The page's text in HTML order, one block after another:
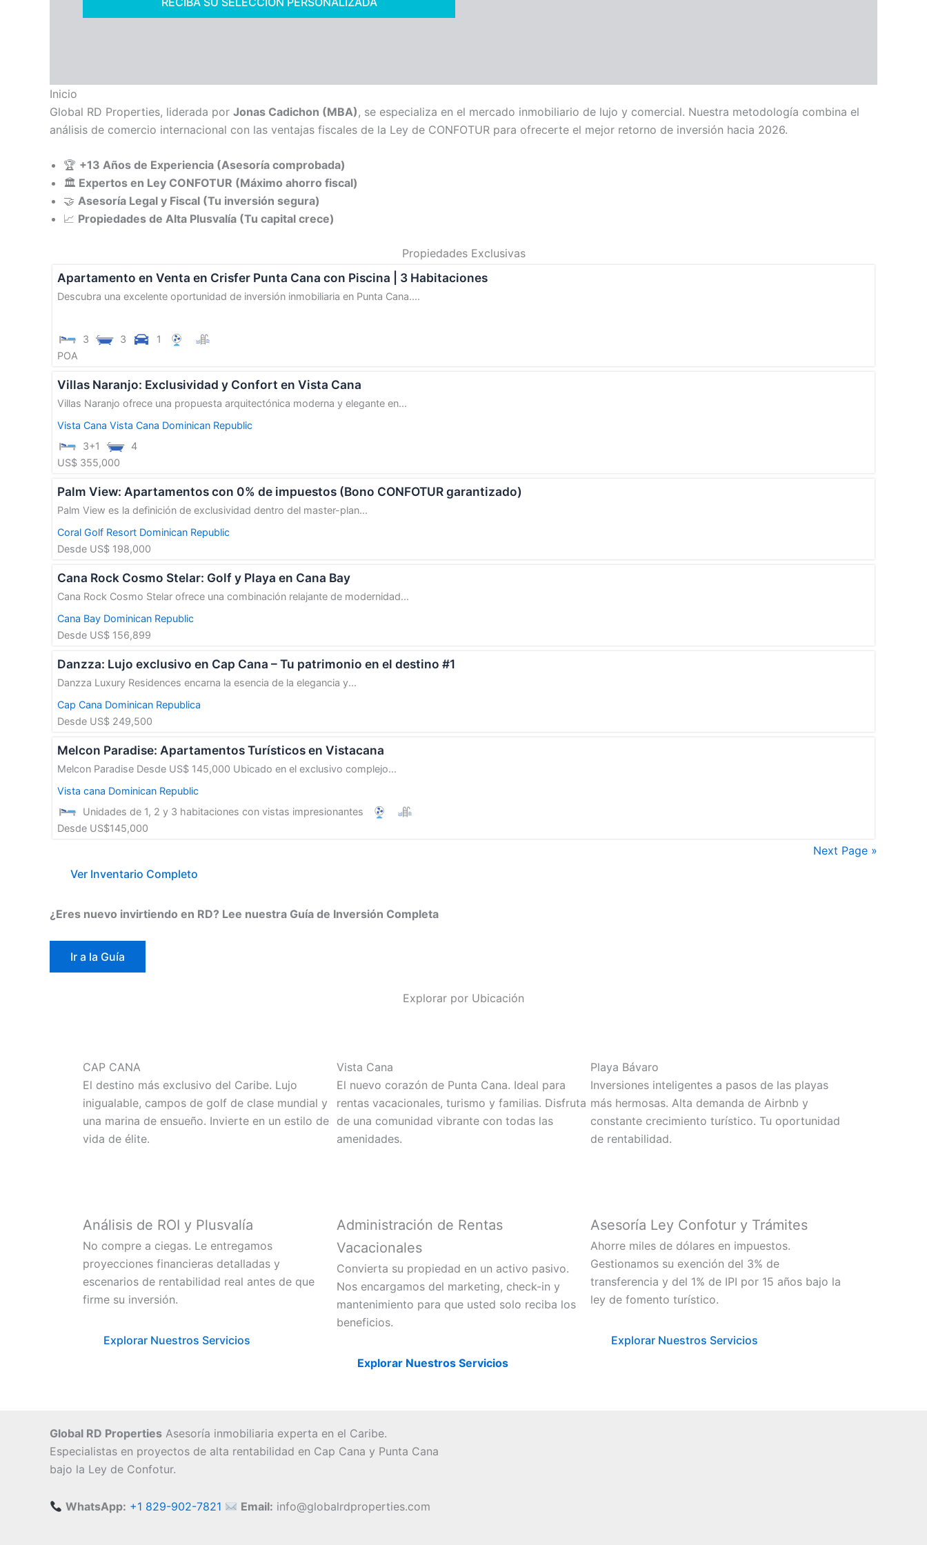
Inicio
Global RD Properties, liderada por Jonas Cadichon (MBA) , se especializa en el mercado inmobiliario de lujo y comercial. Nuestra metodología combina el
análisis de comercio internacional con las ventajas fiscales de la Ley de CONFOTUR para ofrecerte el mejor retorno de inversión hacia 2026.
🏆 +13 Años de Experiencia (Asesoría comprobada)
🏛️ Expertos en Ley CONFOTUR (Máximo ahorro fiscal)
🤝 Asesoría Legal y Fiscal (Tu inversión segura)
📈 Propiedades de Alta Plusvalía (Tu capital crece)
Propiedades Exclusivas
Apartamento en Venta en Crisfer Punta Cana con Piscina | 3 Habitaciones
Descubra una excelente oportunidad de inversión inmobiliaria en Punta Cana....
3 3
1
POA
Villas Naranjo: Exclusividad y Confort en Vista Cana
Villas Naranjo ofrece una propuesta arquitectónica moderna y elegante en...
Vista Cana Vista Cana Dominican Republic
3+1
4
US$ 355,000
Palm View: Apartamentos con 0% de impuestos (Bono CONFOTUR garantizado)
Palm View es la definición de exclusividad dentro del master-plan...
Coral Golf Resort Dominican Republic
Desde US$ 198,000
Cana Rock Cosmo Stelar: Golf y Playa en Cana Bay
Cana Rock Cosmo Stelar ofrece una combinación relajante de modernidad...
Cana Bay Dominican Republic
Desde US$ 156,899
Danzza: Lujo exclusivo en Cap Cana – Tu patrimonio en el destino #1
Danzza Luxury Residences encarna la esencia de la elegancia y...
Cap Cana Dominican Republica
Desde US$ 249,500
Melcon Paradise: Apartamentos Turísticos en Vistacana
Melcon Paradise Desde US$ 145,000 Ubicado en el exclusivo complejo...
Vista cana Dominican Republic
Unidades de 1, 2 y 3 habitaciones con vistas impresionantes
Desde US$145,000
Next Page »
Ver Inventario Completo
¿Eres nuevo invirtiendo en RD? Lee nuestra Guía de Inversión Completa
Ir a la Guía
Explorar por Ubicación
CAP CANA
El destino más exclusivo del Caribe. Lujo
inigualable, campos de golf de clase mundial y
una marina de ensueño. Invierte en un estilo de
vida de élite.
Vista Cana
El nuevo corazón de Punta Cana. Ideal para
rentas vacacionales, turismo y familias. Disfruta
de una comunidad vibrante con todas las
amenidades.
Playa Bávaro
Inversiones inteligentes a pasos de las playas
más hermosas. Alta demanda de Airbnb y
constante crecimiento turístico. Tu oportunidad
de rentabilidad.
Análisis de ROI y Plusvalía
No compre a ciegas. Le entregamos
proyecciones financieras detalladas y
escenarios de rentabilidad real antes de que
firme su inversión.
Explorar Nuestros Servicios
Administración de Rentas
Vacacionales
Convierta su propiedad en un activo pasivo.
Nos encargamos del marketing, check-in y
mantenimiento para que usted solo reciba los
beneficios.
Explorar Nuestros Servicios
Asesoría Ley Confotur y Trámites
Ahorre miles de dólares en impuestos.
Gestionamos su exención del 3% de
transferencia y del 1% de IPI por 15 años bajo la
ley de fomento turístico.
Explorar Nuestros Servicios
Global RD Properties Asesoría inmobiliaria experta en el Caribe.
Especialistas en proyectos de alta rentabilidad en Cap Cana y Punta Cana
bajo la Ley de Confotur.
WhatsApp: +1 829-902-7821 Email: info@globalrdproperties.com